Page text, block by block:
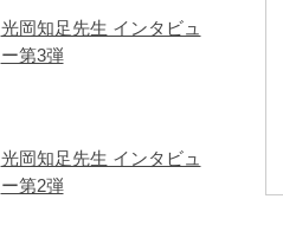
光岡知足先生 インタビュ
ー第3弾
光岡知足先生 インタビュ
ー第2弾